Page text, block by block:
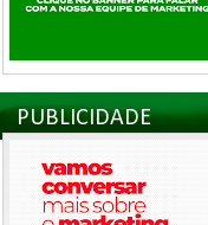
PUBLICIDADE